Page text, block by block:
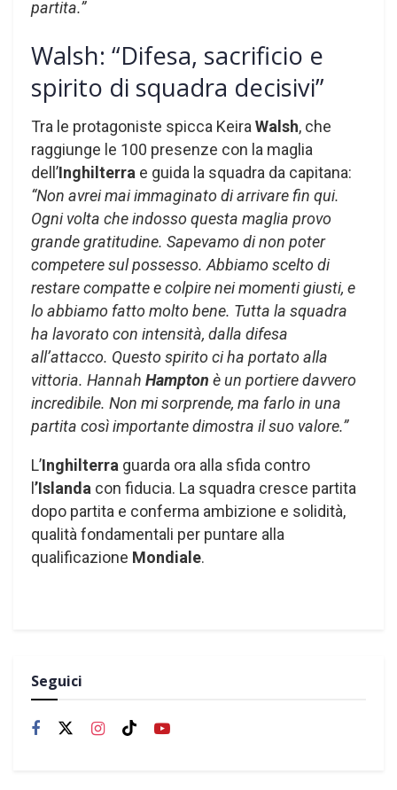
partita.”
Walsh: “Difesa, sacrificio e
spirito di squadra decisivi”
Tra le protagoniste spicca KeiraWalsh, che
raggiunge le 100 presenze con la maglia
dell’Inghilterra e guida la squadra da capitana:
“Non avrei mai immaginato di arrivare fin qui.
Ogni volta che indosso questa maglia provo
grande gratitudine. Sapevamo di non poter
competere sul possesso. Abbiamo scelto di
restare compatte e colpire nei momenti giusti, e
lo abbiamo fatto molto bene. Tutta la squadra
ha lavorato con intensità, dalla difesa
all’attacco. Questo spirito ci ha portato alla
vittoria. Hannah Hampton è un portiere davvero
incredibile. Non mi sorprende, ma farlo in una
partita così importante dimostra il suo valore.”
L’Inghilterra guarda ora alla sfida contro
’Islanda con fiducia. La squadra cresce partita
dopo partita e conferma ambizione e solidità,
qualità fondamentali per puntare alla
qualificazione Mondiale.
Seguici